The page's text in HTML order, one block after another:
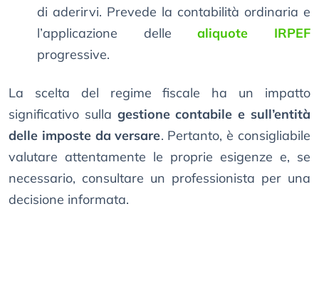
di aderirvi. Prevede la contabilità ordinaria e
l’applicazione dellealiquote IRPEF
progressive.
La scelta del regime fiscale ha un impatto
significativo sulla gestione contabile e sull’entità
delle imposte da versare. Pertanto, è consigliabile
valutare attentamente le proprie esigenze e, se
necessario, consultare un professionista per una
decisione informata.